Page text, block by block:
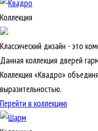
Коллекция
Классический дизайн - это
Данная коллекция дверей
Коллекция «Квадро»
выразительностью.
Перейти в коллекцию